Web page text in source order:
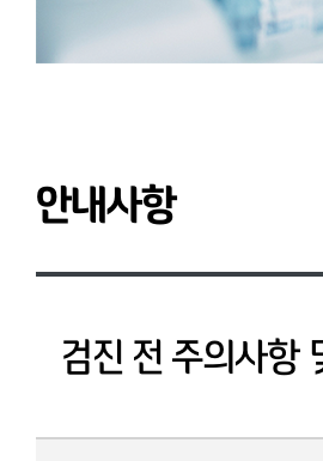
안내사항
검진 전 주의사항